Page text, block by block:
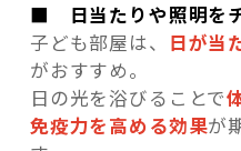
■ 日当たりや照明を
子ども部屋は、 日が当
がおすすめ。
日の光を浴びることで
免疫力を高める効果が